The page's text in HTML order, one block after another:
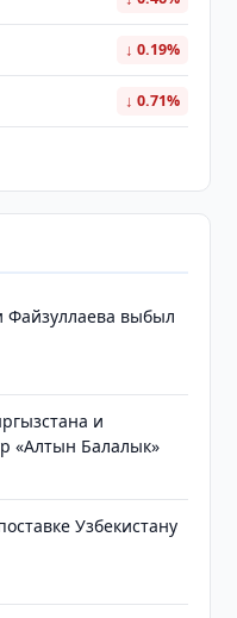
↓ 0.19%
↓ 0.71%
выбыл
и
«Алтын Балалык»
Узбекистану